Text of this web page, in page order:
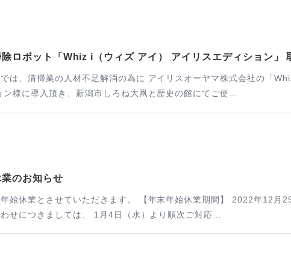
ロボット「Whiz i（ウィズ アイ） アイリスエディション」
は、清掃業の人材不足解消の為に アイリスオーヤマ株式会社の「
様に導入頂き、新潟市しろね大凧と歴史の館にてご使…
のお知らせ
始休業期間】 2022年12月29日（木）～2023年1月3日（火）
せにつきましては、 1月4日（水）より順次ご対応…